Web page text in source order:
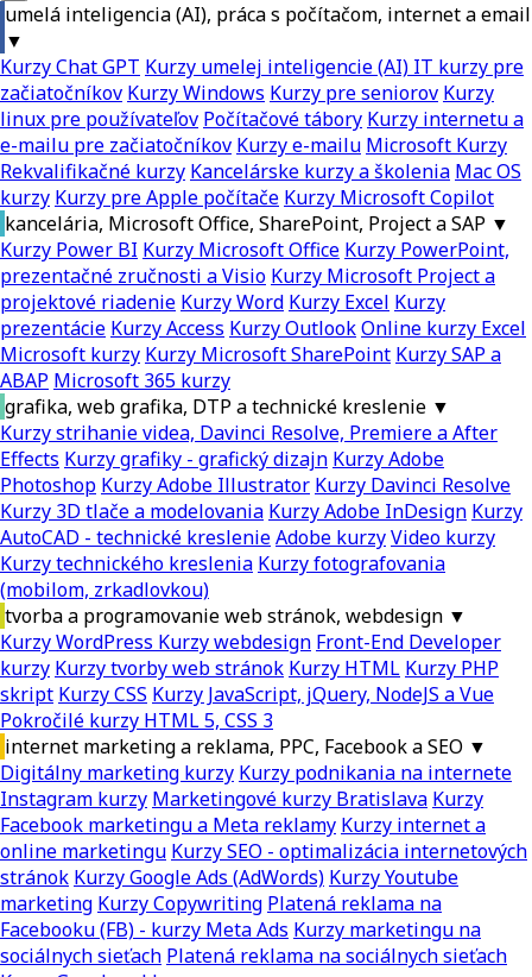
umelá inteligencia (AI), práca s počítačom, internet a email
▼
Kurzy Chat GPT Kurzy umelej inteligencie (AI) IT kurzy pre
začiatočníkov Kurzy Windows Kurzy pre seniorov Kurzy
linux pre používateľov Počítačové tábory Kurzy internetu a
e-mailu pre začiatočníkov Kurzy e-mailu Microsoft Kurzy
Rekvalifikačné kurzy Kancelárske kurzy a školenia Mac OS
kurzy Kurzy pre Apple počítače Kurzy Microsoft Copilot
kancelária, Microsoft Office, SharePoint, Project a SAP ▼
Kurzy Power BI Kurzy Microsoft Office Kurzy PowerPoint,
prezentačné zručnosti a Visio Kurzy Microsoft Project a
projektové riadenie Kurzy Word Kurzy Excel Kurzy
prezentácie Kurzy Access Kurzy OutlookOnline kurzy Excel
Microsoft kurzy Kurzy Microsoft SharePoint Kurzy SAP a
ABAP Microsoft 365 kurzy
grafika, web grafika, DTP a technické kreslenie ▼
Kurzy strihanie videa, Davinci Resolve, Premiere a After
Effects Kurzy grafiky - grafický dizajn Kurzy Adobe
Photoshop Kurzy Adobe Illustrator Kurzy Davinci Resolve
Kurzy 3D tlače a modelovania Kurzy Adobe InDesign Kurzy
AutoCAD - technické kreslenieAdobe kurzyVideo kurzy
Kurzy technického kreslenia Kurzy fotografovania
(mobilom, zrkadlovkou)
tvorba a programovanie web stránok, webdesign ▼
Kurzy WordPress Kurzy webdesign Front-End Developer
kurzy Kurzy tvorby web stránok Kurzy HTML Kurzy PHP
skript Kurzy CSS Kurzy JavaScript, jQuery, NodeJS a Vue
Pokročilé kurzy HTML 5, CSS 3
internet marketing a reklama, PPC, Facebook a SEO ▼
Digitálny marketing kurzy Kurzy podnikania na internete
Instagram kurzy Marketingové kurzy Bratislava Kurzy
Facebook marketingu a Meta reklamy Kurzy internet a
online marketingu Kurzy SEO - optimalizácia internetových
stránok Kurzy Google Ads (AdWords) Kurzy Youtube
marketing Kurzy Copywriting Platená reklama na
Facebooku (FB) - kurzy Meta Ads Kurzy marketingu na
sociálnych sieťach Platená reklama na sociálnych sieťach